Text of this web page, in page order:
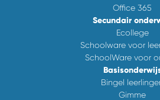
Office 365
Secundair
Ecollege
Schoolware voor
SchoolWare voor
Bingel
Gimme